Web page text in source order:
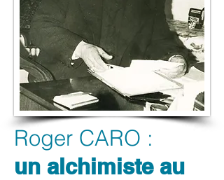
Roger CARO :
un alchimiste au